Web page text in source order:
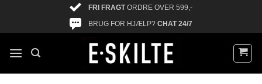
FRI FRAGTORDRE OVER 599,-
BRUG FOR HJÆLP? CHAT 24/7